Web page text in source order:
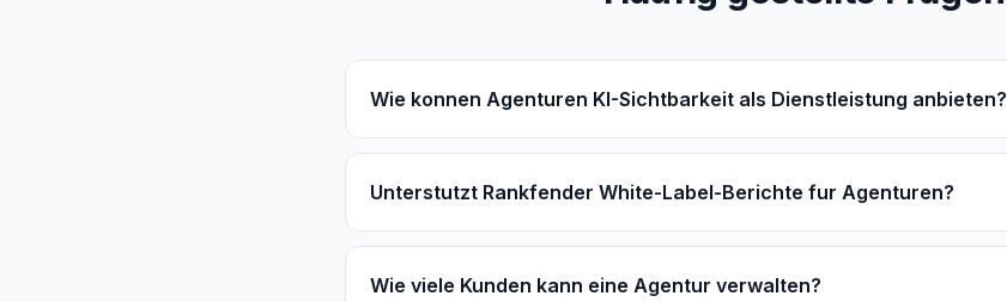
Wie konnen Agenturen KI-Sichtbarkeit als Dienstleistung anbieten?
Unterstutzt Rankfender White-Label-Berichte fur Agenturen?
Wie viele Kunden kann eine Agentur verwalten?